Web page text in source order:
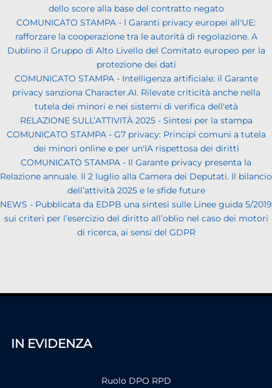
dello score alla base del contratto negato
COMUNICATO STAMPA - I Garanti privacy europei all'UE:
rafforzare la cooperazione tra le autorità di regolazione. A
Dublino il Gruppo di Alto Livello del Comitato europeo per la
protezione dei dati
COMUNICATO STAMPA - Intelligenza artificiale: il Garante
privacy sanziona Character.AI. Rilevate criticità anche nella
tutela dei minori e nei sistemi di verifica dell'età
RELAZIONE SULL’ATTIVITÀ 2025 - Sintesi per la stampa
COMUNICATO STAMPA - G7 privacy: Principi comuni a tutela
dei minori online e per un'IA rispettosa dei diritti
COMUNICATO STAMPA - Il Garante privacy presenta la
Relazione annuale. Il 2 luglio alla Camera dei Deputati. Il bilancio
dell’attività 2025 e le sfide future
NEWS - Pubblicata da EDPB una sintesi sulle Linee guida 5/2019
sui criteri per l’esercizio del diritto all’oblio nel caso dei motori
di ricerca, ai sensi del GDPR
IN EVIDENZA
Ruolo DPO RPD